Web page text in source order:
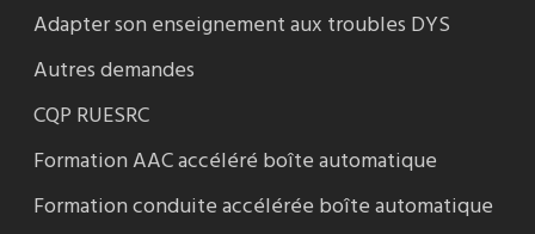
Adapter son enseignement aux troubles DYS
Autres demandes
CQP RUESRC
Formation AAC accéléré boîte automatique
Formation conduite accélérée boîte automatique